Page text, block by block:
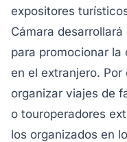
expositores
Cámara
para promocionar
en el extranjero.
organizar viajes de
o touroperadores
los organizados en